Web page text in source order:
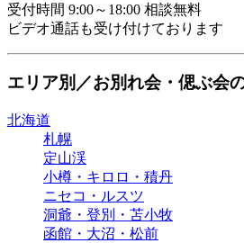
受付時間 9:00～18:00 相談無料
ビデオ通話も受け付けております
エリア別／お別れ会・偲ぶ会
北海道
札幌
定山渓
小樽・キロロ・積丹
ニセコ・ルスツ
洞爺・登別・苫小牧
函館・大沼・松前